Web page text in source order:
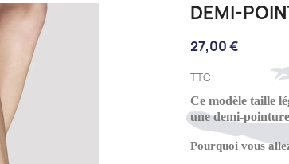
DEMI-
27,00 €
TTC
Ce modèle taille
une demi-
Pourquoi vous